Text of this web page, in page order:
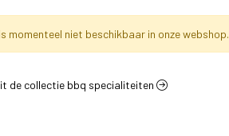
is momenteel niet beschikbaar in onze webshop.
de collectie bbq specialiteiten